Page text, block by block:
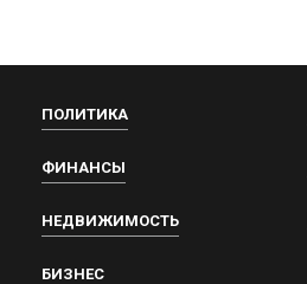
ПОЛИТИКА
ФИНАНСЫ
НЕДВИЖИМОСТЬ
БИЗНЕС